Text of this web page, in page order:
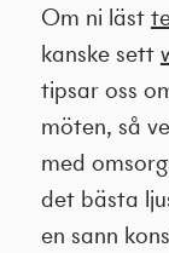
Om ni läst
kanske sett
tipsar oss
möten, så
med
det bästa
en sann